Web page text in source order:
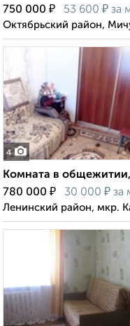
750 000 ₽ 53 600 ₽ за
Октябрьский район,
4
Комната в
780 000 ₽ 30 000 ₽ за
Ленинский район, мкр.